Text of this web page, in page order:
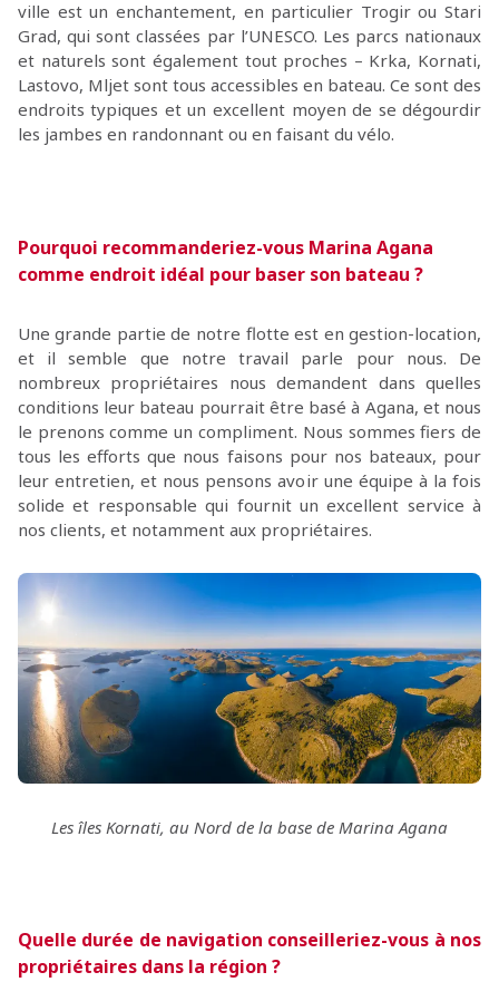
ville est un enchantement, en particulier Trogir ou Stari
Grad, qui sont classées par l’UNESCO. Les parcs nationaux
et naturels sont également tout proches – Krka, Kornati,
Lastovo, Mljet sont tous accessibles en bateau. Ce sont des
endroits typiques et un excellent moyen de se dégourdir
les jambes en randonnant ou en faisant du vélo.
Pourquoi recommanderiez-vous Marina Agana
comme endroit idéal pour baser son bateau ?
Une grande partie de notre flotte est en gestion-location,
et il semble que notre travail parle pour nous. De
nombreux propriétaires nous demandent dans quelles
conditions leur bateau pourrait être basé à Agana, et nous
le prenons comme un compliment. Nous sommes fiers de
tous les efforts que nous faisons pour nos bateaux, pour
leur entretien, et nous pensons avoir une équipe à la fois
solide et responsable qui fournit un excellent service à
nos clients, et notamment aux propriétaires.
Les îles Kornati, au Nord de la base de Marina Agana
Quelle durée de navigation conseilleriez-vous à nos
propriétaires dans la région ?